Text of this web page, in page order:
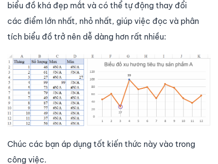
biểu đồ khá đẹp mắt và có thể tự động thay đổi
các điểm lớn nhất, nhỏ nhất, giúp việc đọc và phân
tích biểu đồ trở nên dễ dàng hơn rất nhiều:
Chúc các bạn áp dụng tốt kiến thức này vào trong
công việc.